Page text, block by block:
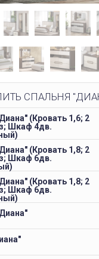
СПАЛЬНЯ
(Кровать 1,6; 2
Шкаф 4дв.
(Кровать 1,8; 2
Шкаф 6дв.
(Кровать 1,8; 2
Шкаф 6дв.